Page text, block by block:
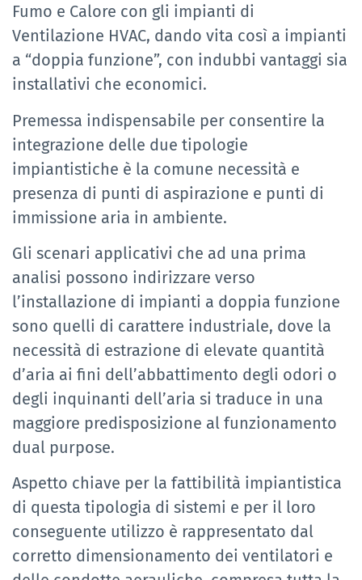
Fumo e Calore con gli impianti di
Ventilazione HVAC, dando vita così a impianti
a “doppia funzione”, con indubbi vantaggi sia
installativi che economici.
Premessa indispensabile per consentire la
integrazione delle due tipologie
impiantistiche è la comune necessità e
presenza di punti di aspirazione e punti di
immissione aria in ambiente.
Gli scenari applicativi che ad una prima
analisi possono indirizzare verso
l’installazione di impianti a doppia funzione
sono quelli di carattere industriale, dove la
necessità di estrazione di elevate quantità
d’aria ai fini dell’abbattimento degli odori o
degli inquinanti dell’aria si traduce in una
maggiore predisposizione al funzionamento
dual purpose.
Aspetto chiave per la fattibilità impiantistica
di questa tipologia di sistemi e per il loro
conseguente utilizzo è rappresentato dal
corretto dimensionamento dei ventilatori e